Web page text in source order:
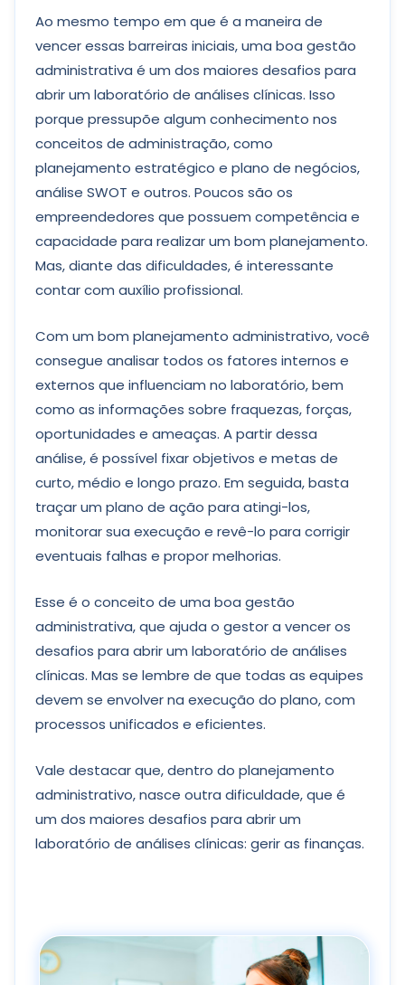
Ao mesmo tempo em que é a maneira de
vencer essas barreiras iniciais, uma boa gestão
administrativa é um dos maiores desafios para
abrir um laboratório de análises clínicas. Isso
porque pressupõe algum conhecimento nos
conceitos de administração, como
planejamento estratégico e plano de negócios,
análise SWOT e outros. Poucos são os
empreendedores que possuem competência e
capacidade para realizar um bom planejamento.
Mas, diante das dificuldades, é interessante
contar com auxílio profissional.
Com um bom planejamento administrativo, você
consegue analisar todos os fatores internos e
externos que influenciam no laboratório, bem
como as informações sobre fraquezas, forças,
oportunidades e ameaças. A partir dessa
análise, é possível fixar objetivos e metas de
curto, médio e longo prazo. Em seguida, basta
traçar um plano de ação para atingi-los,
monitorar sua execução e revê-lo para corrigir
eventuais falhas e propor melhorias.
Esse é o conceito de uma boa gestão
administrativa, que ajuda o gestor a vencer os
desafios para abrir um laboratório de análises
clínicas. Mas se lembre de que todas as equipes
devem se envolver na execução do plano, com
processos unificados e eficientes.
Vale destacar que, dentro do planejamento
administrativo, nasce outra dificuldade, que é
um dos maiores desafios para abrir um
laboratório de análises clínicas: gerir as finanças.